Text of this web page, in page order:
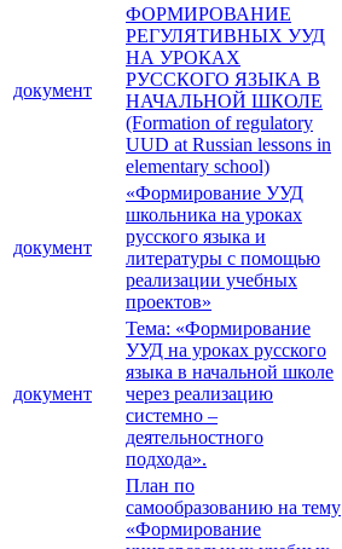
документ
ФОРМИРОВАНИЕ
РЕГУЛЯТИВНЫХ УУД
НА УРОКАХ
РУССКОГО ЯЗЫКА В
НАЧАЛЬНОЙ ШКОЛЕ
(Formation of regulatory
UUD at Russian lessons in
elementary school)
документ
«Формирование УУД
школьника на уроках
русского языка и
литературы с помощью
реализации учебных
проектов»
документ
Тема: «Формирование
УУД на уроках русского
языка в начальной школе
через реализацию
системно –
деятельностного
подхода».
План по
самообразованию на тему
«Формирование